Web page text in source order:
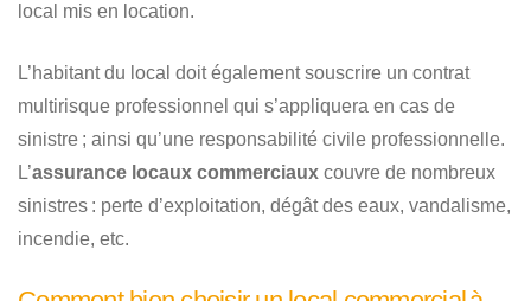
local mis en location.
L’habitant du local doit également souscrire un contrat
multirisque professionnel qui s’appliquera en cas de
sinistre ; ainsi qu’une responsabilité civile professionnelle.
L’assurance locaux commerciaux couvre de nombreux
sinistres : perte d’exploitation, dégât des eaux, vandalisme,
incendie, etc.